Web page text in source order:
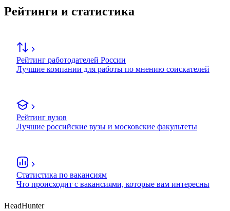
Рейтинги и статистика
Рейтинг работодателей России
Лучшие компании для работы по мнению соискателей
Рейтинг вузов
Лучшие российские вузы и московские факультеты
Статистика по вакансиям
Что происходит с вакансиями, которые вам интересны
HeadHunter